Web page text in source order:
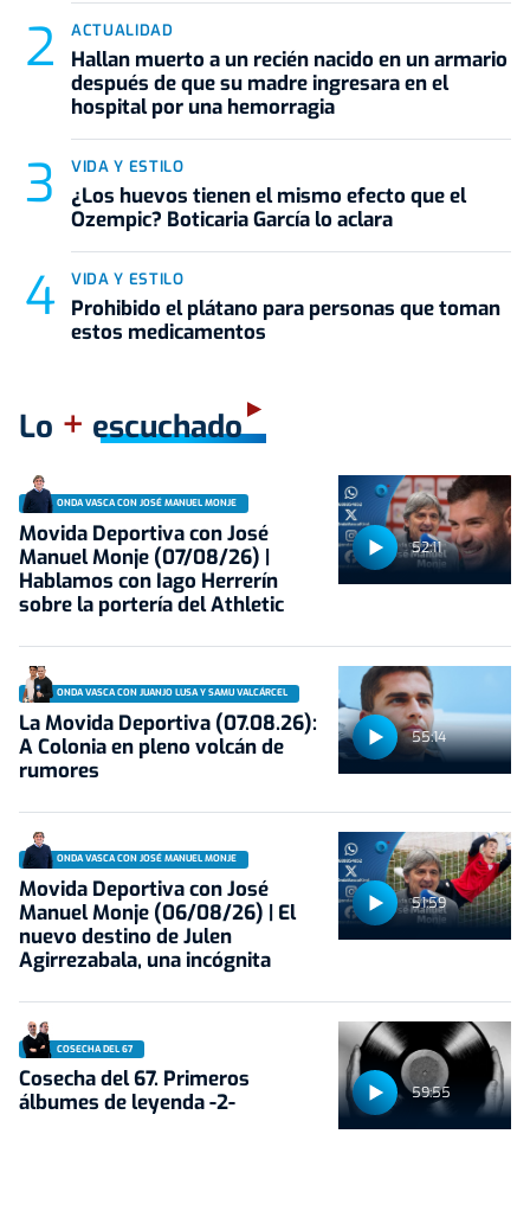
ACTUALIDAD
Hallan muerto a un recién nacido en un armario
después de que su madre ingresara en el
hospital por una hemorragia
VIDA Y ESTILO
¿Los huevos tienen el mismo efecto que el
Ozempic? Boticaria García lo aclara
VIDA Y ESTILO
Prohibido el plátano para personas que toman
estos medicamentos
Lo + escuchado
52:11
ONDA VASCA CON JOSÉ MANUEL MONJE
Movida Deportiva con José
Manuel Monje (07/08/26) |
Hablamos con Iago Herrerín
sobre la portería del Athletic
55:14
ONDA VASCA CON JUANJO LUSA Y SAMU VALCÁRCEL
La Movida Deportiva (07.08.26):
A Colonia en pleno volcán de
rumores
51:59
ONDA VASCA CON JOSÉ MANUEL MONJE
Movida Deportiva con José
Manuel Monje (06/08/26) | El
nuevo destino de Julen
Agirrezabala, una incógnita
59:55
COSECHA DEL 67
Cosecha del 67. Primeros
álbumes de leyenda -2-